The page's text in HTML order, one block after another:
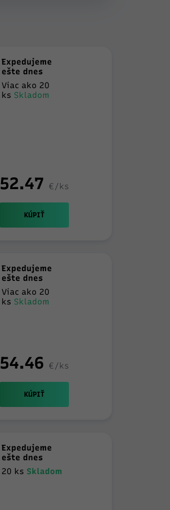
Expedujeme
ešte dnes
Viac ako 20
ks Skladom
52.47 €/ks
KÚPIŤ
Expedujeme
ešte dnes
Viac ako 20
ks Skladom
54.46 €/ks
KÚPIŤ
Expedujeme
ešte dnes
20 ks Skladom